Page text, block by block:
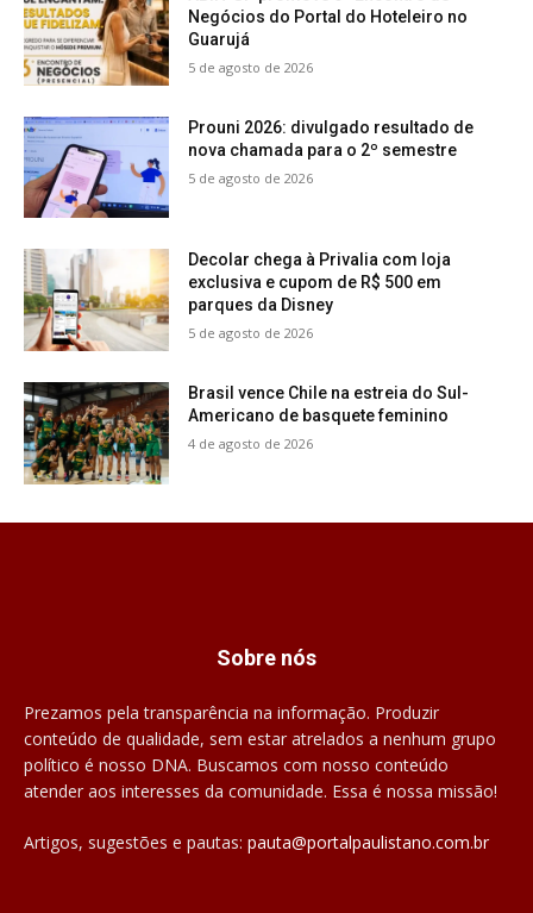
Negócios do Portal do Hoteleiro no
Guarujá
5 de agosto de 2026
Prouni 2026: divulgado resultado de
nova chamada para o 2º semestre
5 de agosto de 2026
Decolar chega à Privalia com loja
exclusiva e cupom de R$ 500 em
parques da Disney
5 de agosto de 2026
Brasil vence Chile na estreia do Sul-
Americano de basquete feminino
4 de agosto de 2026
Sobre nós
Prezamos pela transparência na informação. Produzir
conteúdo de qualidade, sem estar atrelados a nenhum grupo
político é nosso DNA. Buscamos com nosso conteúdo
atender aos interesses da comunidade. Essa é nossa missão!
Artigos, sugestões e pautas: pauta@portalpaulistano.com.br